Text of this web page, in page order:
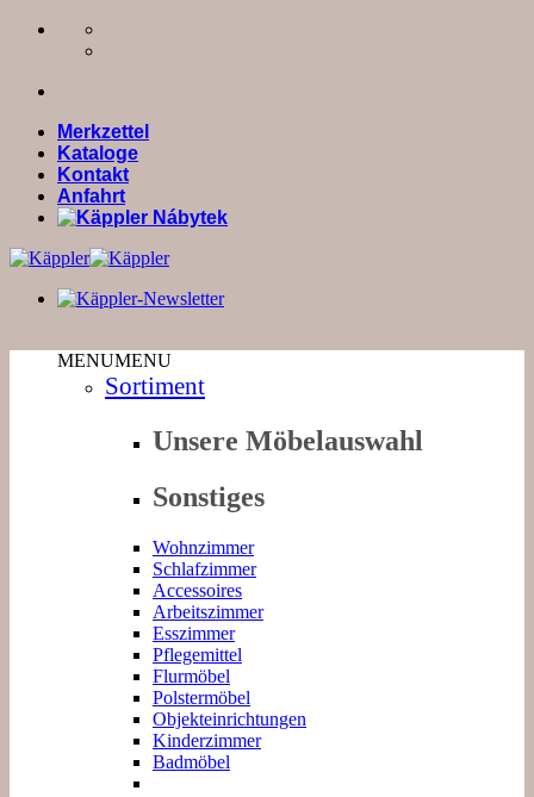
Zum
Merkzettel
Kataloge
Kontakt
Anfahrt
MENUMENU
Sortiment
Unsere Möbelauswahl
Sonstiges
Wohnzimmer
Schlafzimmer
Accessoires
Arbeitszimmer
Esszimmer
Pflegemittel
Flurmöbel
Polstermöbel
Objekteinrichtungen
Kinderzimmer
Badmöbel